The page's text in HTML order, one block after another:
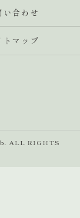
い合わせ
トマップ
b. ALL RIGHTS